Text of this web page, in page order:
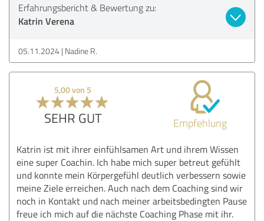
Erfahrungsbericht & Bewertung zu:
Katrin Verena
05.11.2024 Nadine R.
5,00 von 5
SEHR GUT Empfehlung
Katrin ist mit ihrer einfühlsamen Art und ihrem Wissen
eine super Coachin. Ich habe mich super betreut gefühlt
und konnte mein Körpergefühl deutlich verbessern sowie
meine Ziele erreichen. Auch nach dem Coaching sind wir
noch in Kontakt und nach meiner arbeitsbedingten Pause
freue ich mich auf die nächste Coaching Phase mit ihr.